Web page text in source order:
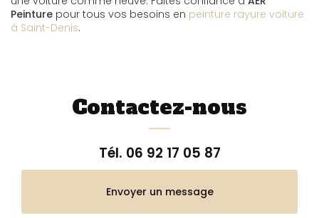
Peinture pour tous vos besoins en peinture rayure voiture
à Saint-Denis.
Contactez-nous
Tél. 06 92 17 05 87
Envoyer un message